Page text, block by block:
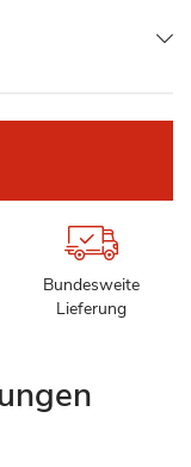
Bundesweite
Lieferung